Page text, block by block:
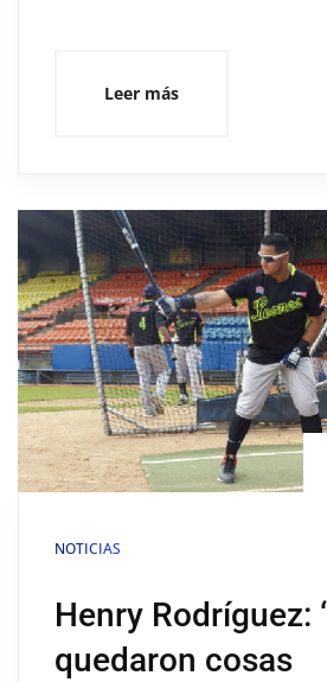
Leer más
NOTICIAS
Henry Rodríguez:
quedaron cosas